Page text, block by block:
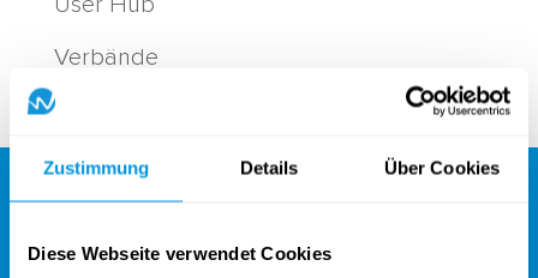
Zustimmung Details Über Cookies
Diese Webseite verwendet Cookies
User Hub
Verbände